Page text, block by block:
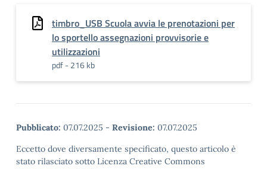
timbro_USB Scuola avvia le prenotazioni per
lo sportello assegnazioni provvisorie e
utilizzazioni
pdf - 216 kb
Pubblicato: 07.07.2025 - Revisione: 07.07.2025
Eccetto dove diversamente specificato, questo articolo è
stato rilasciato sotto Licenza Creative Commons